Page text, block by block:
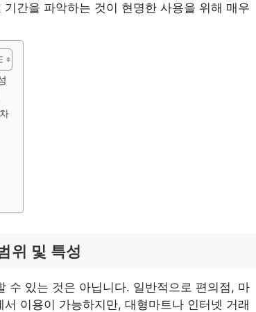
간을 파악하는 것이 현명한 사용을 위해 매우
위 및 특성
수 있는 것은 아닙니다. 일반적으로 편의점, 마
이용이 가능하지만, 대형마트나 인터넷 거래